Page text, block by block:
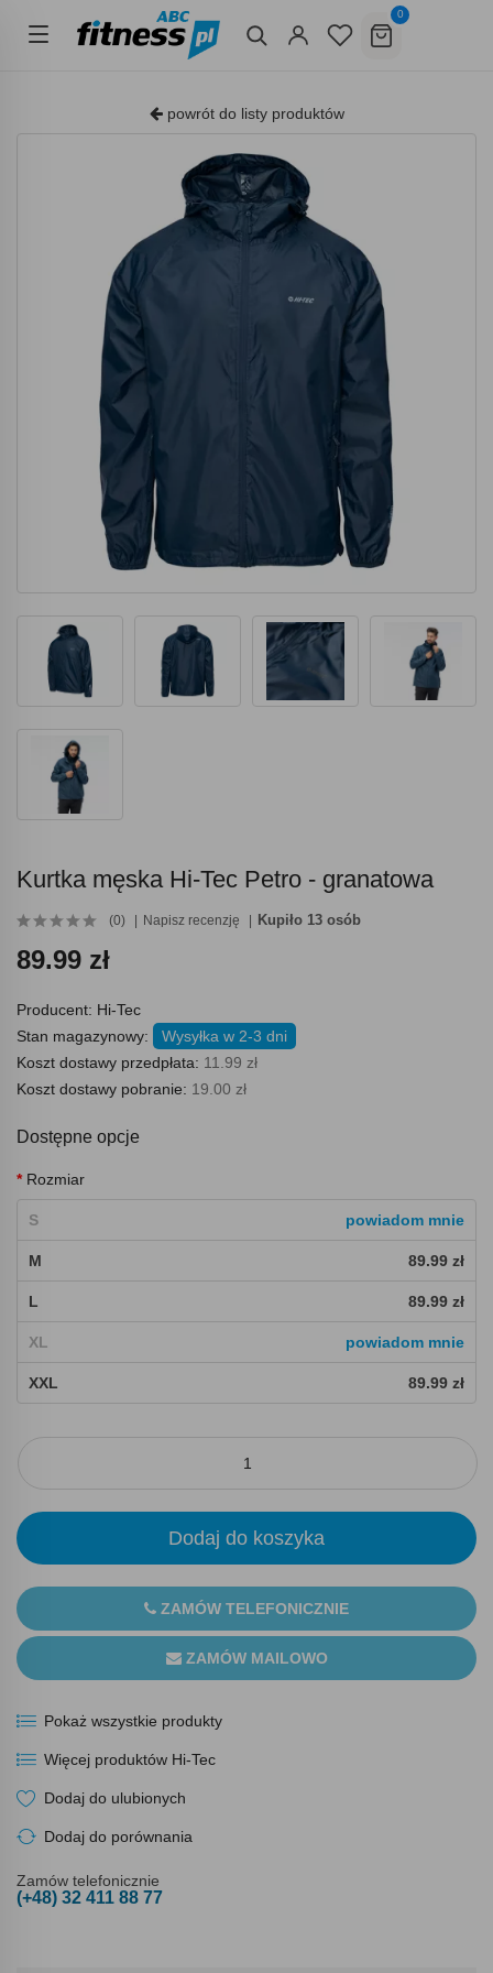
0
powrót do listy produktów
Kurtka męska Hi-Tec Petro - granatowa
(0) Napisz recenzję Kupiło 13 osób
89.99 zł
Producent: Hi-Tec
Stan magazynowy:
Wysyłka w 2-3 dni
Koszt dostawy przedpłata: 11.99 zł
Koszt dostawy pobranie: 19.00 zł
Dostępne opcje
Rozmiar
S powiadom mnie
M 89.99 zł
L 89.99 zł
XL powiadom mnie
XXL 89.99 zł
Dodaj do koszyka
ZAMÓW TELEFONICZNIE
ZAMÓW MAILOWO
Pokaż wszystkie produkty
Więcej produktów Hi-Tec
Dodaj do ulubionych
Dodaj do porównania
Zamów telefonicznie
(+48) 32 411 88 77